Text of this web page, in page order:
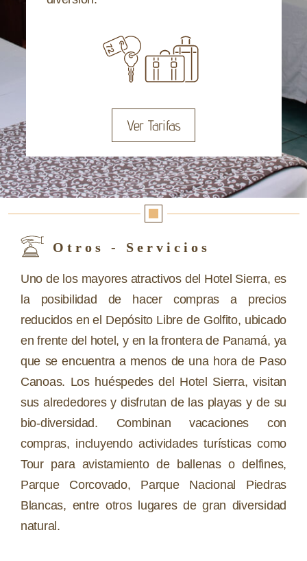
Ver Tarifas
Otros - Servicios
Uno de los mayores atractivos del Hotel Sierra, es
la posibilidad de hacer compras a precios
reducidos en el Depósito Libre de Golfito, ubicado
en frente del hotel, y en la frontera de Panamá, ya
que se encuentra a menos de una hora de Paso
Canoas. Los huéspedes del Hotel Sierra, visitan
sus alrededores y disfrutan de las playas y de su
bio-diversidad. Combinan vacaciones con
compras, incluyendo actividades turísticas como
Tour para avistamiento de ballenas o delfines,
Parque Corcovado, Parque Nacional Piedras
Blancas, entre otros lugares de gran diversidad
natural.